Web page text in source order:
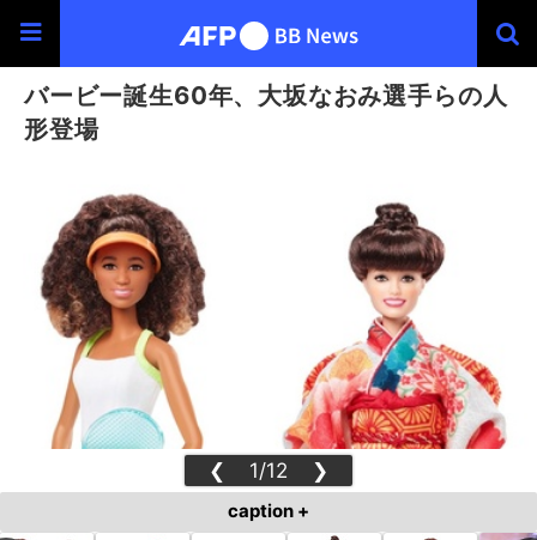
バービー誕生60年、大坂なおみ選手らの人
形登場
❮ 1/12 ❯
caption +